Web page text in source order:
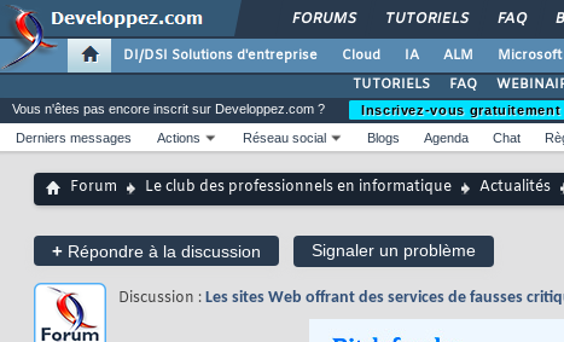
FORUMS TUTORIELS FAQ
DI/DSI Solutions d'entreprise Cloud IA ALM Microsoft
TUTORIELS
FAQ
Vous n'êtes pas encore inscrit sur Developpez.com ?
Inscrivez-vous gratuitement
Derniers messages
Actions Réseau social Blogs Agenda Chat
Forum Le club des professionnels en informatique Actualités
+ Répondre à la discussion Signaler un problème
Discussion : Les sites Web offrant des services de fausses